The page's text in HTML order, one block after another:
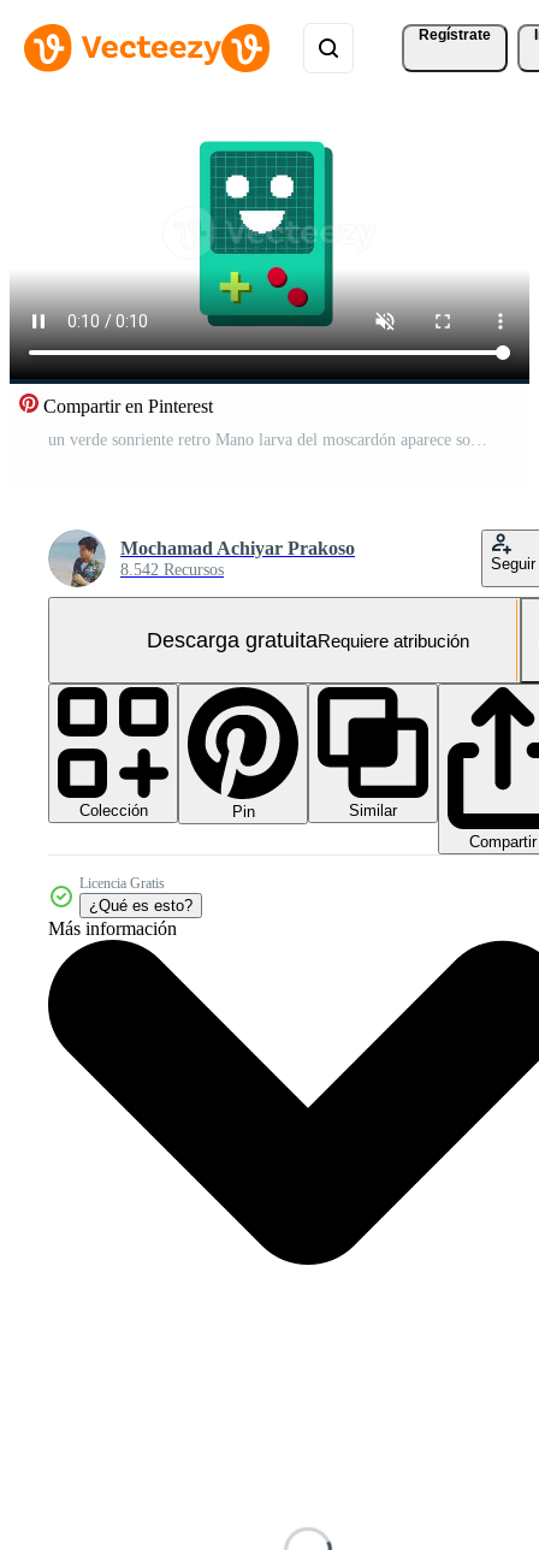
Regístrate
Compartir en Pinterest
un verde sonriente retro Mano larva del moscardón aparece solo en contra blanco, recordativo de Clásico juego de azar estética y personaje selección pantallas Vídeo Gratis
Mochamad Achiyar Prakoso
8.542 Recursos Seguir
Descarga gratuitaRequiere atribución
Colección Pin
Similar
Compartir
Licencia Gratis
¿Qué es esto?
Más información